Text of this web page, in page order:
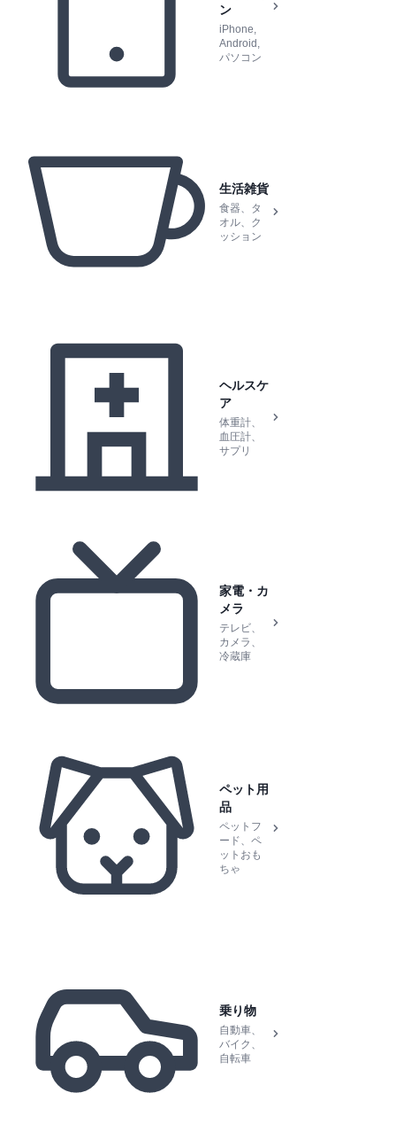
ン
iPhone,
Android,
パソコン
生活雑貨
食器、タ
オル、ク
ッション
ヘルスケ
ア
体重計、
血圧計、
サプリ
家電・カ
メラ
テレビ、
カメラ、
冷蔵庫
ペット用
品
ペットフ
ード、ペ
ットおも
ちゃ
乗り物
自動車、
バイク、
自転車